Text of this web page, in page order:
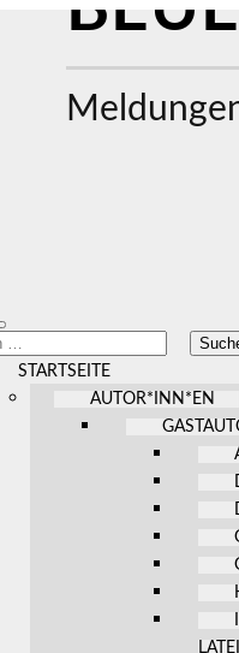
ausblenden
STARTSEITE
AUTOR*INN*EN